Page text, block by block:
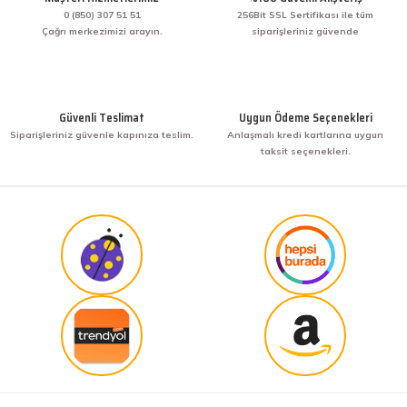
yapmak diye buna derim. harikasınız. paketleme,
hızlı teslimat ve güvenirlik ne derseniz var.
veriş yaptım. İşine sahip çıkmak ve işini hakkıyla
hızlı teslimat ve güvenirlik ne derseniz var.
K... G... | 09/10/2025
Uygun fiyat,kaliteli ürün
Osman Bilge | 20/06/2025
Kalın misina ile uyumlumudur
0 (850) 307 51 51
Çağrı merkezimizi arayın.
256Bit SSL Sertifikası ile tüm
siparişleriniz güvende
Güvenli Teslimat
Siparişleriniz güvenle kapınıza teslim.
Uygun Ödeme Seçenekleri
Anlaşmalı kredi kartlarına uygun
taksit seçenekleri.